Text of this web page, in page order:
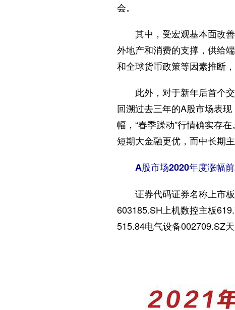
会。
其中，受宏观基本面改善
外地产和消费的支撑，供给
和全球货币政策等因素推断
此外，对于新年后首个交
回溯过去三年的A股市场表
幅，“春季躁动”行情确实存
短期大金融更优，而中长期
A股市场2020年度涨幅前
证券代码证券名称上市板
603185.SH上机数控主板
515.84电气设备002709.SZ